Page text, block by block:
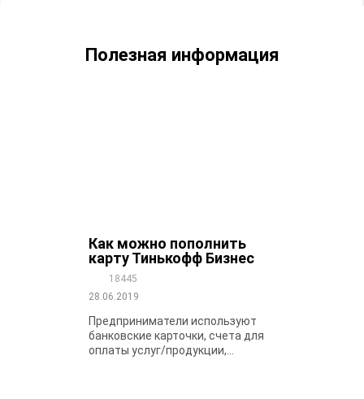
Полезная информация
Как можно пополнить
карту Тинькофф Бизнес
18445
28.06.2019
Предприниматели используют
банковские карточки, счета для
оплаты услуг/продукции,...